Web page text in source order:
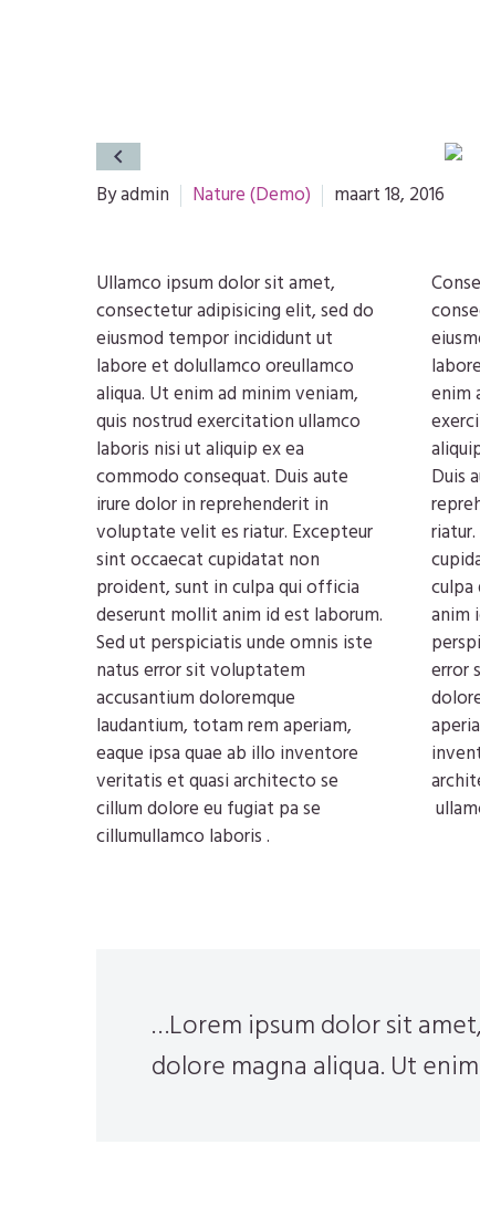
By admin Nature (Demo) maart 18, 2016
Ullamco ipsum dolor sit amet,
consectetur adipisicing elit, sed do
eiusmod tempor incididunt ut
labore et dolullamco oreullamco
aliqua. Ut enim ad minim veniam,
quis nostrud exercitation ullamco
laboris nisi ut aliquip ex ea
commodo consequat. Duis aute
irure dolor in reprehenderit in
voluptate velit es riatur. Excepteur
sint occaecat cupidatat non
proident, sunt in culpa qui officia
deserunt mollit anim id est laborum.
Sed ut perspiciatis unde omnis iste
natus error sit voluptatem
accusantium doloremque
laudantium, totam rem aperiam,
eaque ipsa quae ab illo inventore
veritatis et quasi architecto se
cillum dolore eu fugiat pa se
cillumullamco laboris .
enim
Duis
anim
error
…Lorem ipsum dolor sit
dolore magna aliqua. Ut